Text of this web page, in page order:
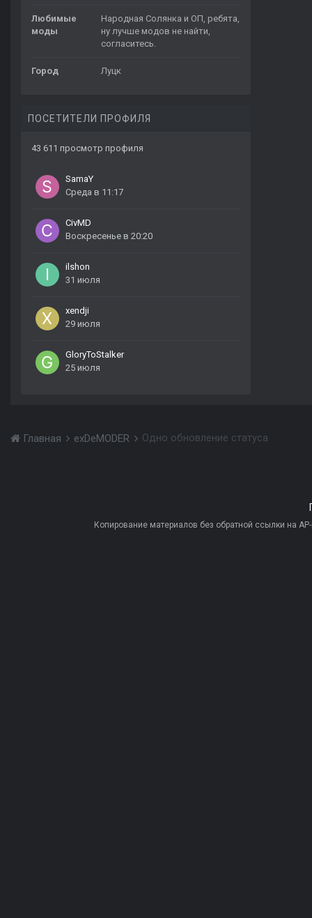
Любимые
моды
Народная Солянка и ОП, ребята,
ну лучше модов не найти,
согласитесь.
Город Луцк
ПОСЕТИТЕЛИ ПРОФИЛЯ
43 611 просмотр профиля
SamaY
Среда в 11:17
CivMD
Воскресенье в 20:20
ilshon
31 июля
xendji
29 июля
GloryToStalker
25 июля
Главная exDeMODER Одно обновление статуса
Копирование материалов без обратной ссылки на